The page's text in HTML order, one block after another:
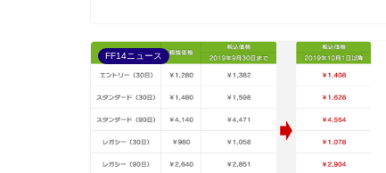
FF14ニュース